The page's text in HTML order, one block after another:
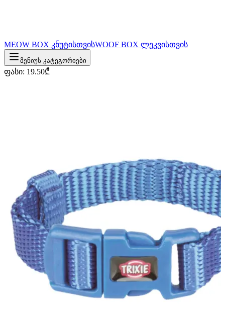
MEOW BOX კნუტისთვისWOOF BOX ლეკვისთვის
მენიუს კატეგორიები
ფასი: 19.50₾